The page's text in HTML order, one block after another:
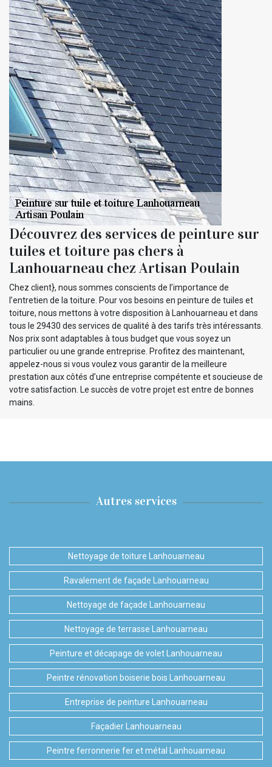
Découvrez des services de peinture sur
tuiles et toiture pas chers à
Lanhouarneau chez Artisan Poulain
Chez client}, nous sommes conscients de l’importance de
l’entretien de la toiture. Pour vos besoins en peinture de tuiles et
toiture, nous mettons à votre disposition à Lanhouarneau et dans
tous le 29430 des services de qualité à des tarifs très intéressants.
Nos prix sont adaptables à tous budget que vous soyez un
particulier ou une grande entreprise. Profitez des maintenant,
appelez-nous si vous voulez vous garantir de la meilleure
prestation aux côtés d’une entreprise compétente et soucieuse de
votre satisfaction. Le succès de votre projet est entre de bonnes
mains.
Autres services
Nettoyage de toiture Lanhouarneau
Ravalement de façade Lanhouarneau
Nettoyage de façade Lanhouarneau
Nettoyage de terrasse Lanhouarneau
Peinture et décapage de volet Lanhouarneau
Peintre rénovation boiserie bois Lanhouarneau
Entreprise de peinture Lanhouarneau
Façadier Lanhouarneau
Peintre ferronnerie fer et métal Lanhouarneau